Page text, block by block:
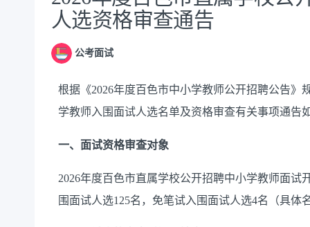
人选资格审查通告
公考面试
根据《2026年度百色市中小学教师公开招聘公告》
学教师入围面试人选名单及资格审查有关事项通告
一、面试资格审查对象
2026年度百色市直属学校公开招聘中小学教师面试
围 面试人选125名 ，免笔试入围 面试人选4名 （具体